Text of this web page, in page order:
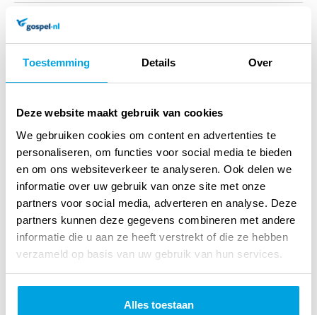
Toestemming Details Over
Deze website maakt gebruik van cookies
We gebruiken cookies om content en advertenties te
personaliseren, om functies voor social media te bieden
en om ons websiteverkeer te analyseren. Ook delen we
informatie over uw gebruik van onze site met onze
partners voor social media, adverteren en analyse. Deze
partners kunnen deze gegevens combineren met andere
informatie die u aan ze heeft verstrekt of die ze hebben
verzameld op basis van uw gebruik van hun services.
Alles toestaan
Omschrijving
Verhaal Van Richard
mee
Film
Klantenservice